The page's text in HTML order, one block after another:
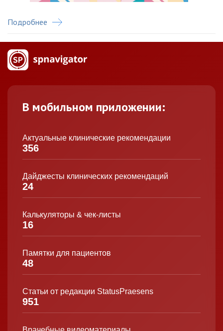
Подробнее
В мобильном приложении:
Актуальные клинические рекомендации
356
Дайджесты клинических рекомендаций
24
Калькуляторы & чек-листы
16
Памятки для пациентов
48
Статьи от редакции StatusPraesens
951